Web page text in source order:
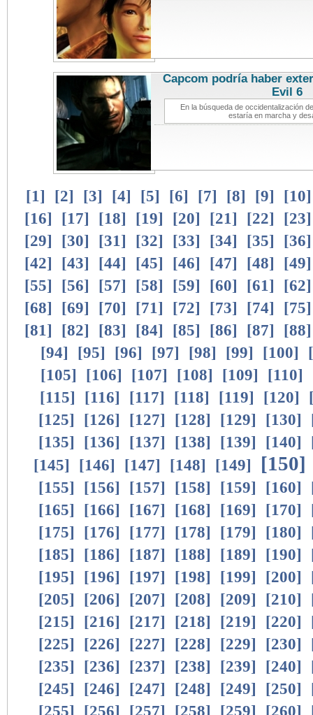
Capcom podría haber
Evil 6
En la búsqueda de occidentalización
estaría en marcha y
[1] [2] [3] [4] [5] [6] [7] [8] [9] [10
[16] [17] [18] [19] [20] [21] [22] [23
[29] [30] [31] [32] [33] [34] [35] [36
[42] [43] [44] [45] [46] [47] [48] [49
[55] [56] [57] [58] [59] [60] [61] [62
[68] [69] [70] [71] [72] [73] [74] [75
[81] [82] [83] [84] [85] [86] [87] [88
[94] [95] [96] [97] [98] [99] [100]
[
[105] [106] [107] [108] [109] [110]
[115] [116] [117] [118] [119] [120]
[125] [126] [127] [128] [129] [130]
[135] [136] [137] [138] [139] [140]
[145] [146] [147] [148] [149] [150]
[155] [156] [157] [158] [159] [160]
[165] [166] [167] [168] [169] [170]
[175] [176] [177] [178] [179] [180]
[185] [186] [187] [188] [189] [190]
[195] [196] [197] [198] [199] [200]
[205] [206] [207] [208] [209] [210]
[215] [216] [217] [218] [219] [220]
[225] [226] [227] [228] [229] [230]
[235] [236] [237] [238] [239] [240]
[245] [246] [247] [248] [249] [250]
[255] [256] [257] [258] [259] [260]